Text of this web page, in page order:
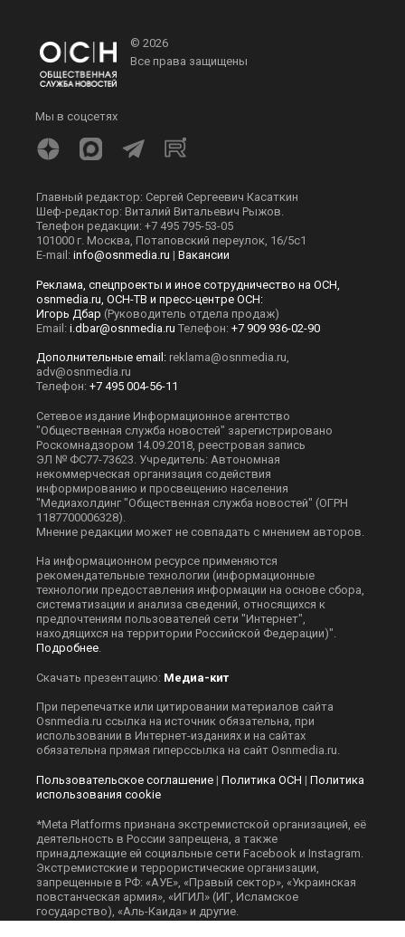
© 2026
Все права защищены
Мы в соцсетях
Главный редактор: Сергей Сергеевич Касаткин
Шеф-редактор: Виталий Витальевич Рыжов.
Телефон редакции: +7 495 795-53-05
101000 г. Москва, Потаповский переулок, 16/5с1
E-mail: info@osnmedia.ru | Вакансии
Реклама, спецпроекты и иное сотрудничество на ОСН,
osnmedia.ru, ОСН-ТВ и пресс-центре ОСН:
Игорь Дбар (Руководитель отдела продаж)
Email: i.dbar@osnmedia.ru Телефон: +7 909 936-02-90
Дополнительные email: reklama@osnmedia.ru
adv@osnmedia.ru
Телефон: +7 495 004-56-11
Сетевое издание Информационное агентство
"Общественная служба новостей" зарегистрировано
Роскомнадзором 14.09.2018, реестровая запись
ЭЛ № ФС77-73623. Учредитель: Автономная
некоммерческая организация содействия
информированию и просвещению населения
"Медиахолдинг "Общественная служба новостей" (ОГРН
1187700006328).
Мнение редакции может не совпадать с мнением авторов.
На информационном ресурсе применяются
рекомендательные технологии (информационные
технологии предоставления информации на основе сбора,
систематизации и анализа сведений, относящихся к
предпочтениям пользователей сети "Интернет",
находящихся на территории Российской Федерации)".
Подробнее
Скачать презентацию: Медиа-кит
При перепечатке или цитировании материалов сайта
Оsnmedia.ru ссылка на источник обязательна, при
использовании в Интернет-изданиях и на сайтах
обязательна прямая гиперссылка на сайт Оsnmedia.ru.
Пользовательское соглашение | Политика ОСН | Политика
использования cookie
*Meta Platforms признана экстремистской организацией, её
деятельность в России запрещена, а также
принадлежащие ей социальные сети Facebook и Instagram.
Экстремистские и террористические организации,
запрещенные в РФ: «АУЕ», «Правый сектор», «Украинская
повстанческая армия», «ИГИЛ» (ИГ, Исламское
государство), «Аль-Каида» и другие.